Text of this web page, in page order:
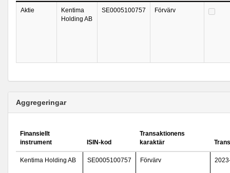
Aktie
Kentima
Holding AB
SE0005100757 Förvärv
Aggregeringar
Finansiellt
instrument
ISIN-kod
Transaktionens
karaktär
Kentima Holding AB SE0005100757 Förvärv